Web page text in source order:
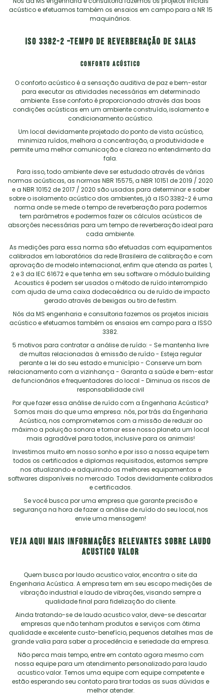
acústico e efetuamos também os ensaios em campo para a NR 15
maquinários.
ISO 3382-2 –TEMPO DE REVERBERAÇÃO DE SALAS
CONFORTO ACÚSTICO
O conforto acústico é a sensação auditiva de paz e bem-estar
para executar as atividades necessárias em determinado
ambiente. Esse conforto é proporcionado através das boas
condições acústicas em um ambiente construído, isolamento e
condicionamento acústico.
Um local devidamente projetado do ponto de vista acústico,
minimiza ruídos, melhora a concentração, a produtividade e
permite uma melhor comunicação e clareza no entendimento da
fala.
Para isso, todo ambiente deve ser estudado através de várias
normas acústicas, as normas NBR 15575, a NBR 10151 de 2019 / 2020
e a NBR 10152 de 2017 / 2020 são usadas para determinar e saber
sobre o isolamento acústico dos ambientes, já a ISO 3382-2 é uma
norma onde se mede o tempo de reverberação para podermos
tem parâmetros e podermos fazer os cálculos acústicos de
absorções necessárias para um tempo de reverberação ideal para
cada ambiente.
As medições para essa norma são efetuadas com equipamentos
calibrados em laboratórios da rede Brasileira de calibração e com
aprovação de modelo internacional, enfim que atenda as partes 1,
2 e 3 da IEC 61672 e que tenha em seu software o módulo building
Acoustics é podem ser usados o método de ruído interrompido
com ajuda de uma caixa dodecaédrica ou de ruído de impacto
gerado através de bexigas ou tiro de festim.
Nós da MS engenharia e consultoria fazemos os projetos iniciais
acústico e efetuamos também os ensaios em campo para a ISSO
3382.
5 motivos para contratar a análise de ruído: - Se mantenha livre
de multas relacionadas à emissão de ruído - Esteja regular
perante a lei do seu estado e município - Conserve um bom
relacionamento com a vizinhança - Garanta a saúde e bem-estar
de funcionários e frequentadores do local - Diminua os riscos de
responsabilidade civil
Por que fazer essa análise de ruído com a Engenharia Acústica?
Somos mais do que uma empresa: nós, por trás da Engenharia
Acústica, nos comprometemos com a missão de reduzir ao
máximo a poluição sonora e tornar esse nosso planeta um local
mais agradável para todos, inclusive para os animais!
Investimos muito em nosso sonho e por isso a nossa equipe tem
todos os certificados e diplomas requisitados, estamos sempre
nos atualizando e adquirindo os melhores equipamentos e
softwares disponíveis no mercado. Todos devidamente calibrados
e certificados.
Se você busca por uma empresa que garante precisão e
segurança na hora de fazer a análise de ruído do seu local, nos
envie uma mensagem!
VEJA AQUI MAIS INFORMAÇÕES RELEVANTES SOBRE LAUDO
ACUSTICO VALOR
Quem busca porlaudo acustico valor, encontra o site da
Engenharia Acústica. A empresa tem em seu escopo medições de
vibração industrial e laudo de vibrações, visando sempre a
qualidade final para fidelização do cliente.
Ainda tratando-se delaudo acustico valor, deve-se descartar
empresas que não tenham produtos e serviços com ótima
qualidade e excelente custo-benefício, pequenos detalhes mas de
grande valia para saber a procedência e seriedade da empresa.
Não perca mais tempo, entre em contato agora mesmo com
nossa equipe para um atendimento personalizado para laudo
acustico valor. Temos uma equipe com equipe competente e
estão esperando seu contato para tirar todas as suas dúvidas e
melhor atender.